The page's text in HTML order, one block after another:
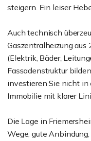
steigern. Ein leiser
Auch technisch
Gaszentralheizung aus
(Elektrik, Bäder,
Fassadenstruktur
investieren Sie nicht in
Immobilie mit klarer
Die Lage in
Wege, gute